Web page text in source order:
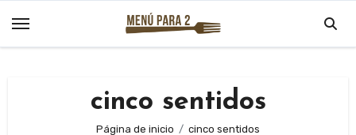
cinco sentidos
Página de inicio cinco sentidos